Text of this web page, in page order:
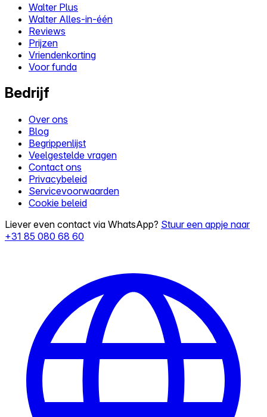
Walter Plus
Walter Alles-in-één
Reviews
Prijzen
Vriendenkorting
Voor funda
Bedrijf
Over ons
Blog
Begrippenlijst
Veelgestelde vragen
Contact ons
Privacybeleid
Servicevoorwaarden
Cookie beleid
Liever even contact via WhatsApp? Stuur een appje naar
+31 85 080 68 60